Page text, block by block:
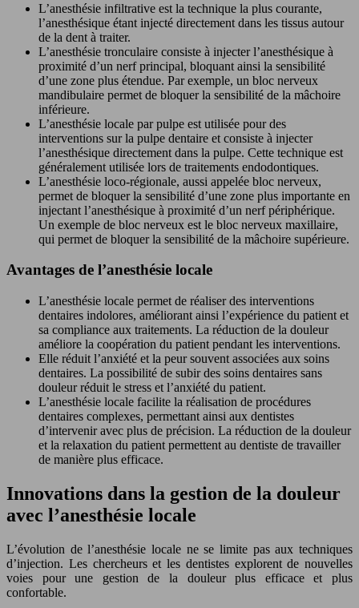
L’anesthésie infiltrative est la technique la plus courante,
l’anesthésique étant injecté directement dans les tissus autour
de la dent à traiter.
L’anesthésie tronculaire consiste à injecter l’anesthésique à
proximité d’un nerf principal, bloquant ainsi la sensibilité
d’une zone plus étendue. Par exemple, un bloc nerveux
mandibulaire permet de bloquer la sensibilité de la mâchoire
inférieure.
L’anesthésie locale par pulpe est utilisée pour des
interventions sur la pulpe dentaire et consiste à injecter
l’anesthésique directement dans la pulpe. Cette technique est
généralement utilisée lors de traitements endodontiques.
L’anesthésie loco-régionale, aussi appelée bloc nerveux,
permet de bloquer la sensibilité d’une zone plus importante en
injectant l’anesthésique à proximité d’un nerf périphérique.
Un exemple de bloc nerveux est le bloc nerveux maxillaire,
qui permet de bloquer la sensibilité de la mâchoire supérieure.
Avantages de l’anesthésie locale
L’anesthésie locale permet de réaliser des interventions
dentaires indolores, améliorant ainsi l’expérience du patient et
sa compliance aux traitements. La réduction de la douleur
améliore la coopération du patient pendant les interventions.
Elle réduit l’anxiété et la peur souvent associées aux soins
dentaires. La possibilité de subir des soins dentaires sans
douleur réduit le stress et l’anxiété du patient.
L’anesthésie locale facilite la réalisation de procédures
dentaires complexes, permettant ainsi aux dentistes
d’intervenir avec plus de précision. La réduction de la douleur
et la relaxation du patient permettent au dentiste de travailler
de manière plus efficace.
Innovations dans la gestion de la douleur
avec l’anesthésie locale
L’évolution de l’anesthésie locale ne se limite pas aux techniques
d’injection. Les chercheurs et les dentistes explorent de nouvelles
voies pour une gestion de la douleur plus efficace et plus
confortable.